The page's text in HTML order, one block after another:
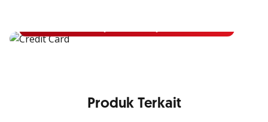
Produk Terkait